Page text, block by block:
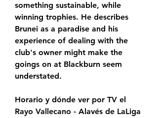
something sustainable, while
winning trophies. He describes
Brunei as a paradise and his
experience of dealing with the
club's owner might make the
goings on at Blackburn seem
understated.
Horario y dónde ver por TV el
Rayo Vallecano - Alavés de LaLiga